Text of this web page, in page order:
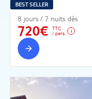
BEST SELLER
8 jours / 7 nuits dès
720€
TTC
/ pers.